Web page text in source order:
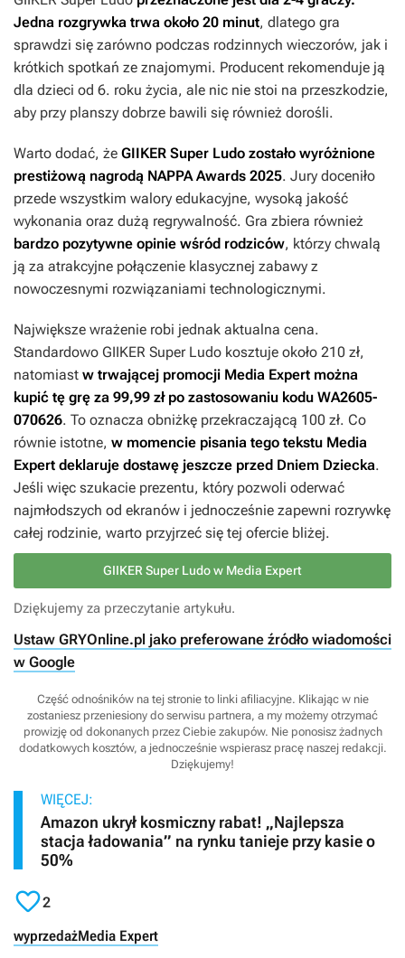
Jedna rozgrywka trwa około 20 minut, dlatego gra
sprawdzi się zarówno podczas rodzinnych wieczorów, jak i
krótkich spotkań ze znajomymi. Producent rekomenduje ją
dla dzieci od 6. roku życia, ale nic nie stoi na przeszkodzie,
aby przy planszy dobrze bawili się również dorośli.
Warto dodać, że GIIKER Super Ludo zostało wyróżnione
prestiżową nagrodą NAPPA Awards 2025. Jury doceniło
przede wszystkim walory edukacyjne, wysoką jakość
wykonania oraz dużą regrywalność. Gra zbiera również
bardzo pozytywne opinie wśród rodziców, którzy chwalą
ją za atrakcyjne połączenie klasycznej zabawy z
nowoczesnymi rozwiązaniami technologicznymi.
Największe wrażenie robi jednak aktualna cena.
Standardowo GIIKER Super Ludo kosztuje około 210 zł,
natomiast w trwającej promocji Media Expert można
kupić tę grę za 99,99 zł po zastosowaniu kodu WA2605-
070626. To oznacza obniżkę przekraczającą 100 zł. Co
równie istotne, w momencie pisania tego tekstu Media
Expert deklaruje dostawę jeszcze przed Dniem Dziecka.
Jeśli więc szukacie prezentu, który pozwoli oderwać
najmłodszych od ekranów i jednocześnie zapewni rozrywkę
całej rodzinie, warto przyjrzeć się tej ofercie bliżej.
GIIKER Super Ludo w Media Expert
Dziękujemy za przeczytanie artykułu.
Ustaw GRYOnline.pl jako preferowane źródło wiadomości
w Google
Część odnośników na tej stronie to linki afiliacyjne. Klikając w nie
zostaniesz przeniesiony do serwisu partnera, a my możemy otrzymać
prowizję od dokonanych przez Ciebie zakupów. Nie ponosisz żadnych
dodatkowych kosztów, a jednocześnie wspierasz pracę naszej redakcji.
Dziękujemy!
WIĘCEJ:
Amazon ukrył kosmiczny rabat! „Najlepsza
stacja ładowania” na rynku tanieje przy kasie o
50%
2
wyprzedażMedia Expert